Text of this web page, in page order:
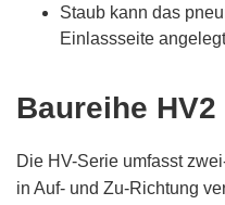
Staub kann das
Einlassseite
Baureihe HV2
Die HV-Serie umfasst
in Auf- und Zu-Richtung